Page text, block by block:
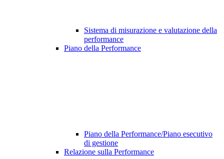
Sistema di misurazione e valutazione della
performance
Piano della Performance
Piano della Performance/Piano esecutivo
di gestione
Relazione sulla Performance